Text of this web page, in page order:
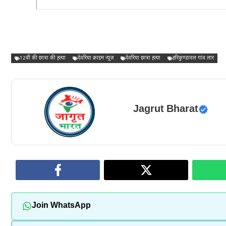
12वीं की छात्रा की हत्या देवरिया क्राइम न्यूज़ देवरिया छात्रा हत्या हरिकुण्डावल गांव लार
Jagrut Bharat
Join WhatsApp